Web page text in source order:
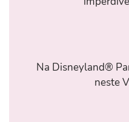
Na Disneyland®
neste